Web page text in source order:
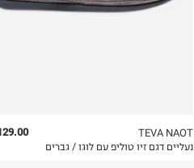
₪
TEVA NAOT
נעליים דגם זיו טוליפ עם לוגו / גברים